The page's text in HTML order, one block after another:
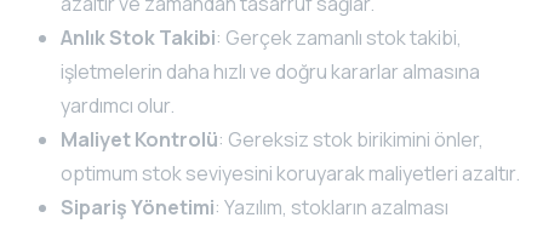
Anlık Stok Takibi: Gerçek zamanlı stok takibi,
işletmelerin daha hızlı ve doğru kararlar almasına
yardımcı olur.
Maliyet Kontrolü: Gereksiz stok birikimini önler,
optimum stok seviyesini koruyarak maliyetleri azaltır.
Sipariş Yönetimi: Yazılım, stokların azalması